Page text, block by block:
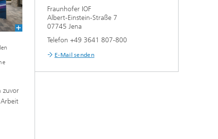
zuvor
Fraunhofer IOF
Albert-Einstein-Straße 7
07745 Jena
Telefon +49 3641 807-800
E-Mail senden